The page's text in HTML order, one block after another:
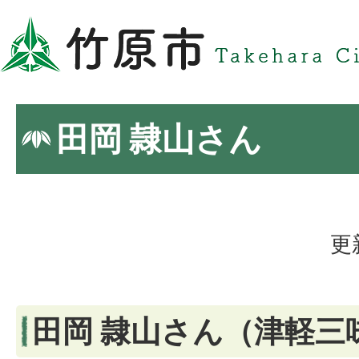
田岡 隷山さん
更
田岡 隷山さん（津軽三